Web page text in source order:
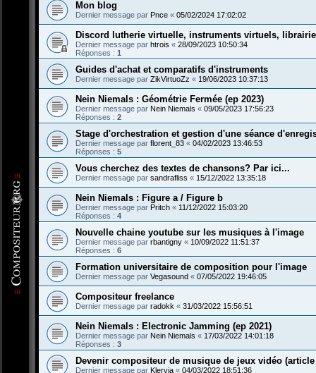
Mon blog
Dernier message par Pnce « 05/02/2024 17:02:02
Discord lutherie virtuelle, instruments virtuels,
Dernier message par htrois « 28/09/2023 10:50:34
Réponses : 1
Guides d'achat et comparatifs d'instruments
Dernier message par ZikVirtuoZz « 19/06/2023 10:37:13
Nein Niemals : Géométrie Fermée (ep 2023)
Dernier message par Nein Niemals « 09/05/2023 17:56:23
Réponses : 2
Stage d'orchestration et gestion d'une séance
Dernier message par florent_83 « 04/02/2023 13:46:53
Réponses : 5
Vous cherchez des textes de chansons? Par ici...
Dernier message par sandrafliss « 15/12/2022 13:35:18
Nein Niemals : Figure a / Figure b
Dernier message par Pritch « 11/12/2022 15:03:20
Réponses : 4
Nouvelle chaine youtube sur les musiques à l'image
Dernier message par rbantigny « 10/09/2022 11:51:37
Réponses : 6
Formation universitaire de composition pour l'image
Dernier message par Vegasound « 07/05/2022 19:46:05
Compositeur freelance
Dernier message par radokk « 31/03/2022 15:56:51
Nein Niemals : Electronic Jamming (ep 2021)
Dernier message par Nein Niemals « 17/03/2022 14:01:18
Réponses : 3
Devenir compositeur de musique de jeux vidéo
Dernier message par Klervia « 04/03/2022 18:51:36